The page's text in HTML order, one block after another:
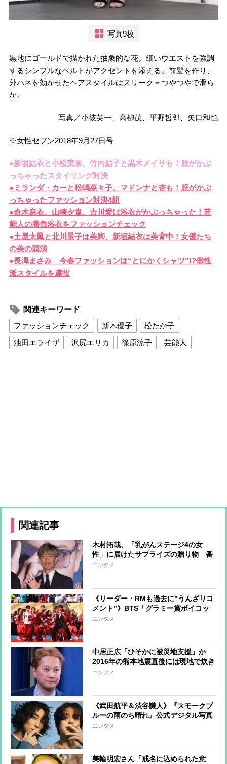
写真9枚
黒地にゴールドで描かれた抽象的な花。細いウエストを強調
するシンプルなベルトがアクセントを添える。前髪を作り、
外ハネを効かせたヘアスタイルはスリーク＝つやつやで滑ら
か。
写真／小彼英一、高柳茂、平野哲郎、矢口和也
※女性セブン2018年9月27日号
●新垣結衣と小松菜奈、竹内結子と黒木メイサも！服がかぶ
っちゃったスタイリング対決
●ミランダ・カーと松嶋菜々子、マドンナと杏も！服がかぶ
っちゃったファッション対決4組
●倉木麻衣、山崎夕貴、吉川愛は浴衣がかぶっちゃった！芸
能人の勝負浴衣をファッションチェック
●土屋太鳳と北川景子は美脚、新垣結衣は美背中！女優たち
の美の競演
●長澤まさみ 今春ファッションは“とにかくシャツ”!?個性
派スタイルを連投
関連キーワード
ファッションチェック
新木優子
松たか子
池田エライザ
沢尻エリカ 篠原涼子 芸能人
関連記事
木村拓哉、「乳がんステージ4の女
性」に届けたサプライズの贈り物 番
組企画で対面したファンが、夢と希望
エンタメ
《リーダー・RMも過去に”うんざりコ
メント”》BTS「グラミー賞ボイコッ
ト」が示す“韓国から世界へ”の覚悟
エンタメ
中居正広「ひそかに被災地支援」か
2016年の熊本地震直後には現地で炊き
出し “誰にも知られなくて良い”と、
エンタメ
《武田航平＆渋谷謙人》『スモークブ
ルーの雨のち晴れ』公式デジタル写真
集アザーカットを一挙公開
エンタメ
美輪明宏さん「戒名に込められた意